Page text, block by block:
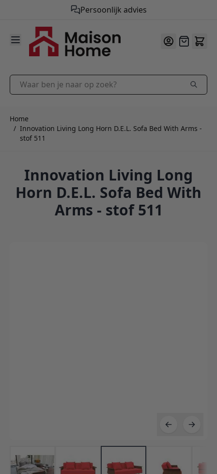
Gratis verzending vanaf €50,-
9.9/10
Ga naar de inhoud
Offerte
Waar ben je naar op zoek?
Home
/ Innovation Living Long Horn D.E.L. Sofa Bed With Arms -
stof 511
Innovation Living Long
Horn D.E.L. Sofa Bed With
Arms - stof 511